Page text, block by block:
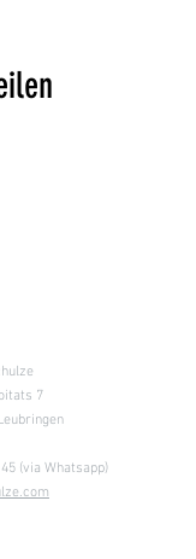
7
(via Whatsapp)